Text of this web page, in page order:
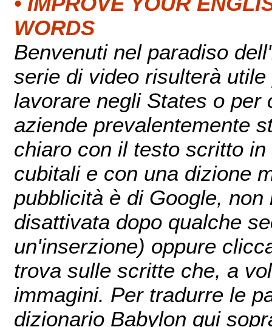
WORDS
Benvenuti nel paradiso
serie di video risulterà
lavorare negli States o per
aziende prevalentemente
chiaro con il testo scritto
cubitali e con una dizione
pubblicità è di Google,
disattivata dopo qualche
un'inserzione) oppure
trova sulle scritte che, a
immagini. Per tradurre le
dizionario Babylon qui